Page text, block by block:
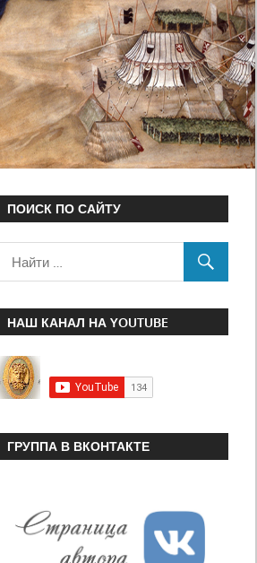
ПОИСК ПО САЙТУ
НАШ КАНАЛ НА YOUTUBE
ГРУППА В ВКОНТАКТЕ